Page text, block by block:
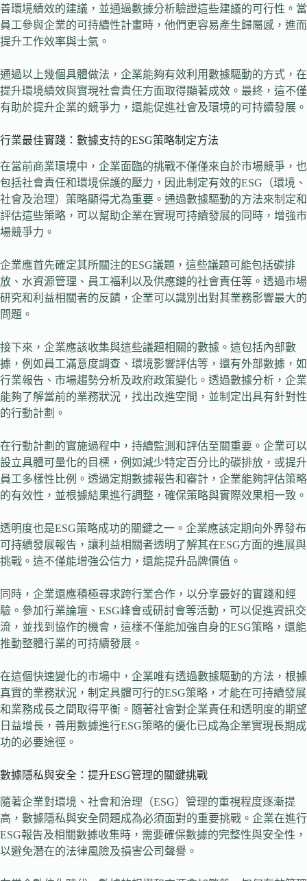
善環境績效的建議，並通過數據分析驗證這些建議的可行性。當
員工參與企業的可持續性計畫時，他們更容易產生歸屬感，進而
提升工作效率與士氣。
通過以上幾個具體做法，企業能夠有效利用數據驅動的方式，在
提升環境績效與實現社會責任方面取得顯著成效。最終，這不僅
有助於提升企業的競爭力，還能促進社會及環境的可持續發展。
行業最佳實踐：數據支持的ESG策略制定方法
在當前商業環境中，企業面臨的挑戰不僅僅來自於市場競爭，也
包括社會責任和環境保護的壓力，因此制定有效的ESG（環境、
社會及治理）策略顯得尤為重要。通過數據驅動的方法來制定和
評估這些策略，可以幫助企業在實現可持續發展的同時，增強市
場競爭力。
企業應首先確定其所關注的ESG議題，這些議題可能包括碳排
放、水資源管理、員工福利以及供應鏈的社會責任等。透過市場
研究和利益相關者的反饋，企業可以識別出對其業務影響最大的
問題。
接下來，企業應該收集與這些議題相關的數據。這包括內部數
據，例如員工滿意度調查、環境影響評估等，還有外部數據，如
行業報告、市場趨勢分析及政府政策變化。透過數據分析，企業
能夠了解當前的業務狀況，找出改進空間，並制定出具有針對性
的行動計劃。
在行動計劃的實施過程中，持續監測和評估至關重要。企業可以
設立具體可量化的目標，例如減少特定百分比的碳排放，或提升
員工多樣性比例。透過定期數據報告和審計，企業能夠評估策略
的有效性，並根據結果進行調整，確保策略與實際效果相一致。
透明度也是ESG策略成功的關鍵之一。企業應該定期向外界發布
可持續發展報告，讓利益相關者透明了解其在ESG方面的進展與
挑戰。這不僅能增強公信力，還能提升品牌價值。
同時，企業還應積極尋求跨行業合作，以分享最好的實踐和經
驗。參加行業論壇、ESG峰會或研討會等活動，可以促進資訊交
流，並找到協作的機會，這樣不僅能加強自身的ESG策略，還能
推動整體行業的可持續發展。
在這個快速變化的市場中，企業唯有透過數據驅動的方法，根據
真實的業務狀況，制定具體可行的ESG策略，才能在可持續發展
和業務成長之間取得平衡。隨著社會對企業責任和透明度的期望
日益增長，善用數據進行ESG策略的優化已成為企業實現長期成
功的必要途徑。
數據隱私與安全：提升ESG管理的關鍵挑戰
隨著企業對環境、社會和治理（ESG）管理的重視程度逐漸提
高，數據隱私與安全問題成為必須面對的重要挑戰。企業在進行
ESG報告及相關數據收集時，需要確保數據的完整性與安全性，
以避免潛在的法律風險及損害公司聲譽。